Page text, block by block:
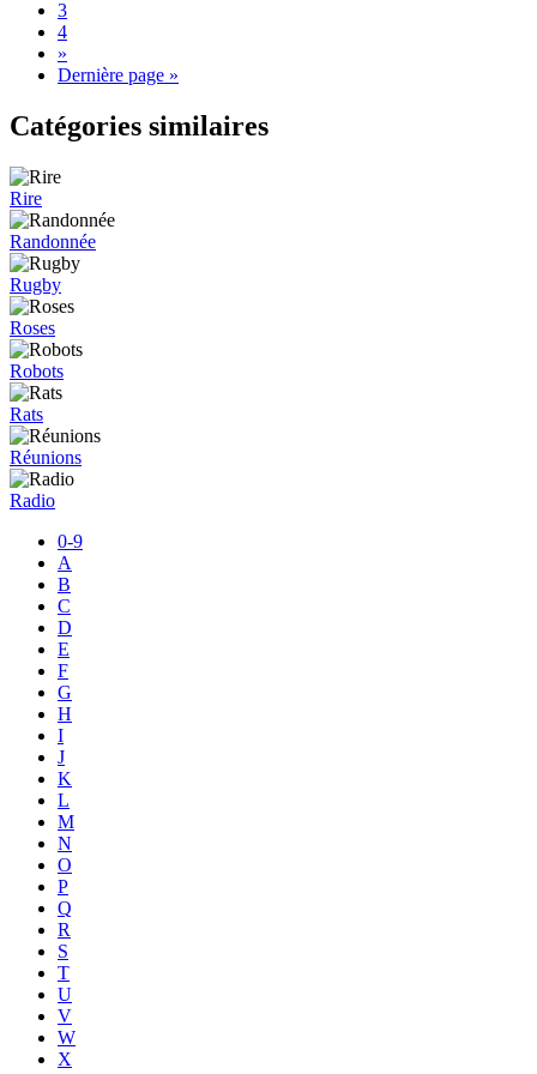
3
4
»
Dernière page »
Catégories similaires
Rire
Randonnée
Rugby
Roses
Robots
Rats
Réunions
Radio
0-9
A
B
C
D
E
F
G
H
I
J
K
L
M
N
O
P
Q
R
S
T
U
V
W
X